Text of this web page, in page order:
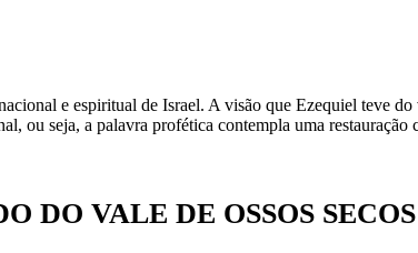
e espiritual de Israel. A visão que Ezequiel teve
ou seja, a palavra profética contempla uma
DO VALE DE OSSOS SECOS